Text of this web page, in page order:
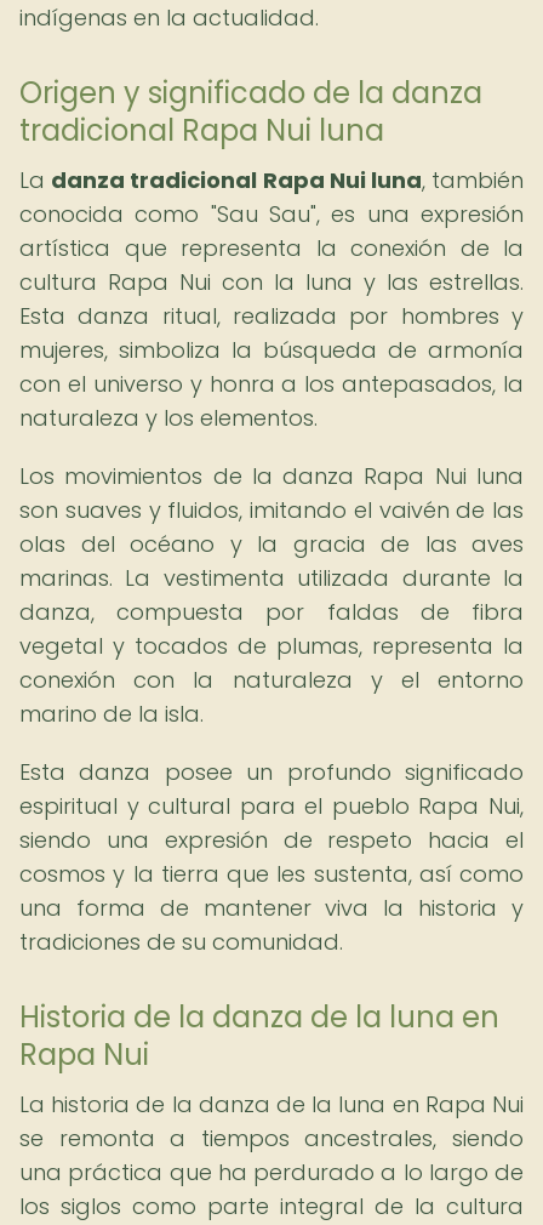
indígenas en la actualidad.
Origen y significado de la danza
tradicional Rapa Nui luna
La danza tradicional Rapa Nui luna, también
conocida como "Sau Sau", es una expresión
artística que representa la conexión de la
cultura Rapa Nui con la luna y las estrellas.
Esta danza ritual, realizada por hombres y
mujeres, simboliza la búsqueda de armonía
con el universo y honra a los antepasados, la
naturaleza y los elementos.
Los movimientos de la danza Rapa Nui luna
son suaves y fluidos, imitando el vaivén de las
olas del océano y la gracia de las aves
marinas. La vestimenta utilizada durante la
danza, compuesta por faldas de fibra
vegetal y tocados de plumas, representa la
conexión con la naturaleza y el entorno
marino de la isla.
Esta danza posee un profundo significado
espiritual y cultural para el pueblo Rapa Nui,
siendo una expresión de respeto hacia el
cosmos y la tierra que les sustenta, así como
una forma de mantener viva la historia y
tradiciones de su comunidad.
Historia de la danza de la luna en
Rapa Nui
La historia de la danza de la luna en Rapa Nui
se remonta a tiempos ancestrales, siendo
una práctica que ha perdurado a lo largo de
los siglos como parte integral de la cultura